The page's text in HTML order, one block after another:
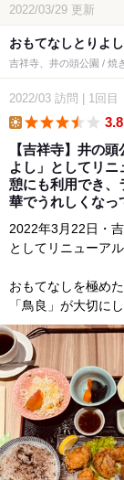
2022/03/29 更新
おもてなしとりよ
吉祥寺、井の頭公園 / 焼
2022/03 訪問 1回目
3.8
【吉祥寺】井の
よし」としてリ
憩にも利用でき
華でうれしくなっ
2022年3月22日・
としてリニューアル
おもてなしを極め
「鳥良」が大切に